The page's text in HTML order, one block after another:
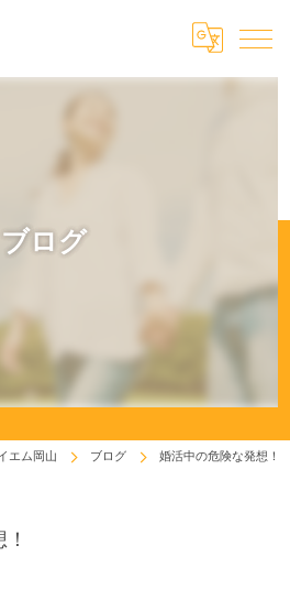
ブログ
エム岡山 ブログ 婚活中の危険な発想！